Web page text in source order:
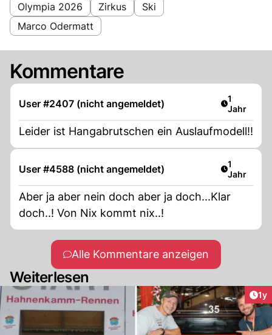
Olympia 2026
Zirkus
Ski
Marco Odermatt
Kommentare
User #2407 (nicht angemeldet) Artikel
1
Jahr
Leider ist Hangabrutschen ein Auslaufmodell!!
User #4588 (nicht angemeldet) Artikel
1
Jahr
Aber ja aber nein doch aber ja doch...Klar
doch..! Von Nix kommt nix..!
Alle Kommentare anzeigen
Weiterlesen
1y